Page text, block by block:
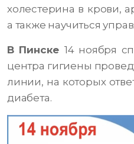
холестерина в крови,
а также научиться
В Пинске 14 ноября
центра гигиены
линии, на которых
диабета.